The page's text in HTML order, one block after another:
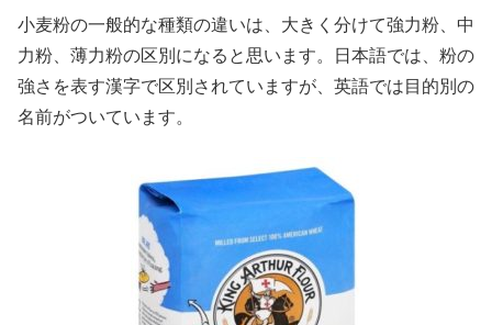
小麦粉の一般的な種類の違いは、大きく分けて強力粉、中
力粉、薄力粉の区別になると思います。日本語では、粉の
強さを表す漢字で区別されていますが、英語では目的別の
名前がついています。